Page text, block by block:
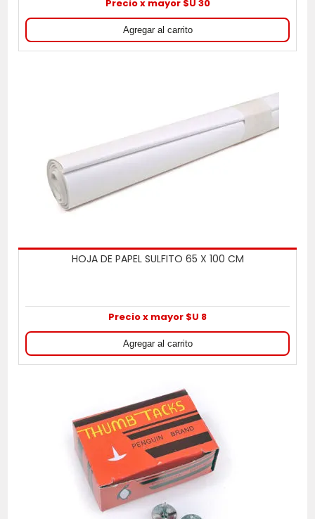
Precio x mayor $U 30
HOJA DE PAPEL SULFITO 65 X 100 CM
Precio x mayor $U 8